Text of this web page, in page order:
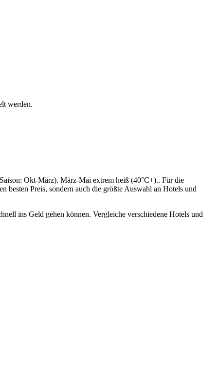
werden.
Okt-März). März-Mai extrem heiß (40°C+).. Für die
besten Preis, sondern auch die größte Auswahl an Hotels und
ins Geld gehen können. Vergleiche verschiedene Hotels und